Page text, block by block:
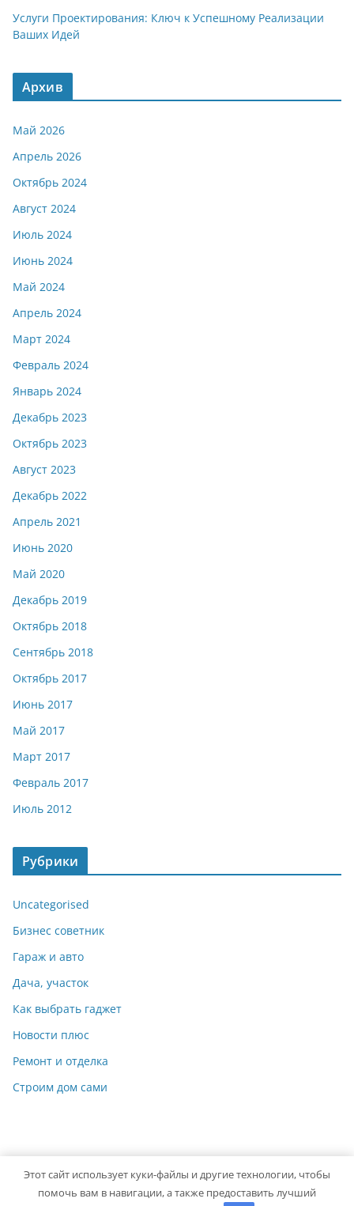
Услуги Проектирования: Ключ к Успешному Реализации
Ваших Идей
Архив
Май 2026
Апрель 2026
Октябрь 2024
Август 2024
Июль 2024
Июнь 2024
Май 2024
Апрель 2024
Март 2024
Февраль 2024
Январь 2024
Декабрь 2023
Октябрь 2023
Август 2023
Декабрь 2022
Апрель 2021
Июнь 2020
Май 2020
Декабрь 2019
Октябрь 2018
Сентябрь 2018
Октябрь 2017
Июнь 2017
Май 2017
Март 2017
Февраль 2017
Июль 2012
Рубрики
Uncategorised
Бизнес советник
Гараж и авто
Дача, участок
Как выбрать гаджет
Новости плюс
Ремонт и отделка
Строим дом сами
Copyright © 2026 Мастер на Все Руки. Powered byColorMag
Этот сайт использует куки-файлы и другие технологии, чтобы
помочь вам в навигации, а также предоставить лучший